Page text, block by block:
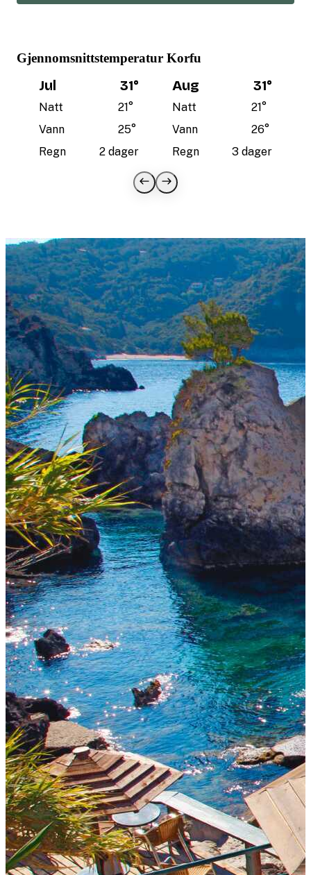
Gjennomsnittstemperatur Korfu
Jul 31°
Natt 21°
Vann
25°
Regn
2 dager
Aug 31°
Natt 21°
Vann
26°
Regn
3 dager